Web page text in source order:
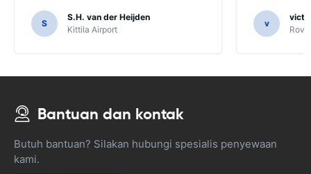
S
S.H. van der Heijden
Kittila Airport
v
Bantuan dan kontak
Butuh bantuan? Silakan hubungi spesialis penyewaan
kami.